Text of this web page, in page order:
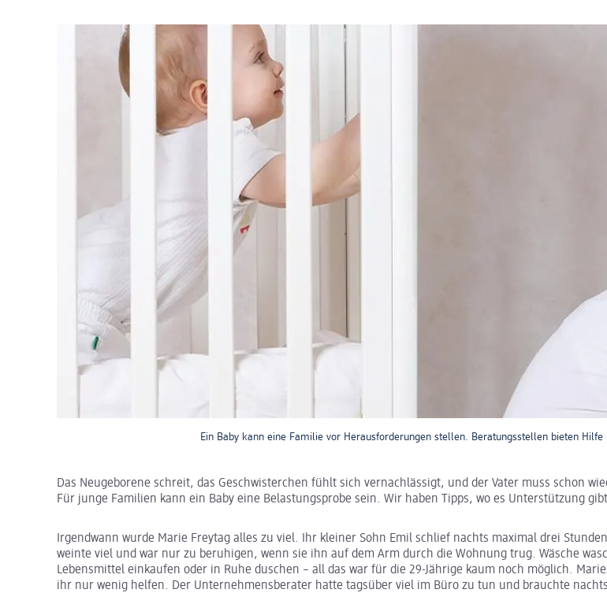
Ein Baby kann eine Familie vor Herausforderungen stellen. Beratungsstellen bieten
Das Neugeborene schreit, das Geschwisterchen fühlt sich vernachlässigt, und der Vater muss schon
Für junge Familien kann ein Baby eine Belastungsprobe sein. Wir haben Tipps, wo es Unterstützung
Irgendwann wurde Marie Freytag alles zu viel. Ihr kleiner Sohn Emil schlief nachts maximal drei
weinte viel und war nur zu beruhigen, wenn sie ihn auf dem Arm durch die Wohnung trug. Wäsche
Lebensmittel einkaufen oder in Ruhe duschen – all das war für die 29-Jährige kaum noch möglich.
ihr nur wenig helfen. Der Unternehmensberater hatte tagsüber viel im Büro zu tun und brauchte